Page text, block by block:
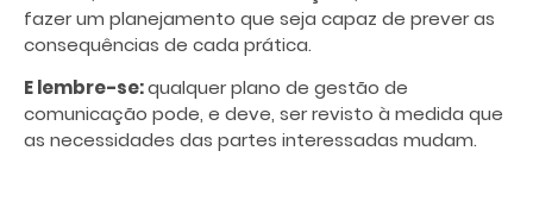
fazer um planejamento que seja capaz de prever as
consequências de cada prática.
E lembre-se:qualquer plano de gestão de
comunicação pode, e deve, ser revisto à medida que
as necessidades das partes interessadas mudam.